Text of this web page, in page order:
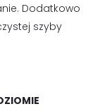
Dodatkowo
szyby